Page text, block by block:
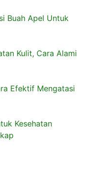
Buah Apel Untuk
Kulit, Cara Alami
Efektif Mengatasi
Kesehatan